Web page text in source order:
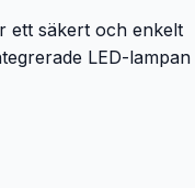
ett säkert och enkelt
LED-lampan